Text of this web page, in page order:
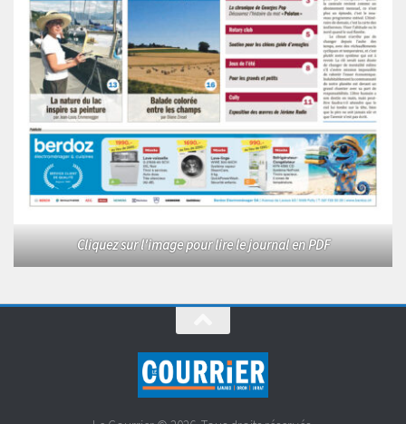
Cliquez sur l'image pour lire le journal en PDF